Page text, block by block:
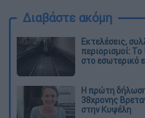
Διαβάστε ακόμη
Εκτελέσεις,
περιορισμοί:
στο εσωτερικό
Η πρώτη δήλωση
38χρονης
στην Κυψέλη